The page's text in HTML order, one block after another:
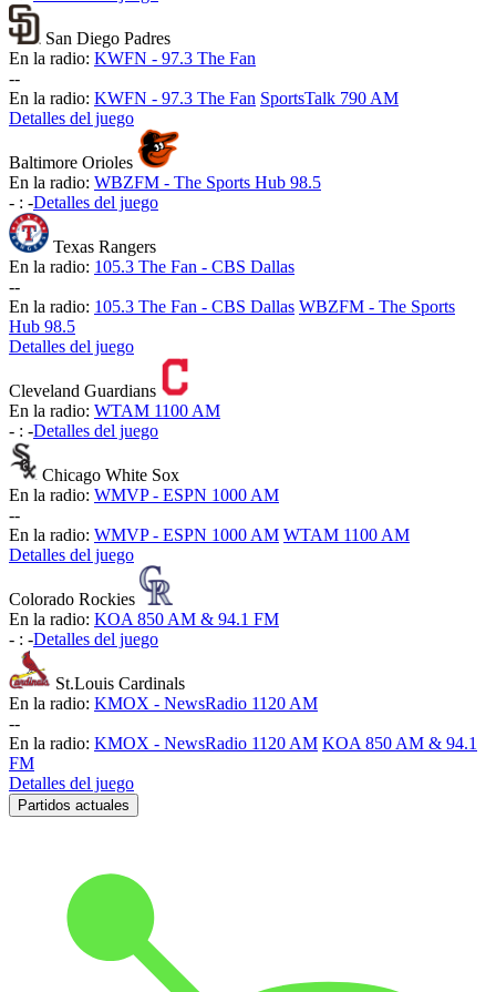
San Diego Padres
En la radio: KWFN - 97.3 The Fan
--
En la radio: KWFN - 97.3 The Fan SportsTalk 790 AM
Detalles del juego
Baltimore Orioles
En la radio: WBZFM - The Sports Hub 98.5
- : -Detalles del juego
Texas Rangers
En la radio: 105.3 The Fan - CBS Dallas
--
En la radio: 105.3 The Fan - CBS Dallas WBZFM - The Sports
Hub 98.5
Detalles del juego
Cleveland Guardians
En la radio: WTAM 1100 AM
- : -Detalles del juego
Chicago White Sox
En la radio: WMVP - ESPN 1000 AM
--
En la radio: WMVP - ESPN 1000 AM WTAM 1100 AM
Detalles del juego
Colorado Rockies
En la radio: KOA 850 AM & 94.1 FM
- : -Detalles del juego
St.Louis Cardinals
En la radio: KMOX - NewsRadio 1120 AM
--
En la radio: KMOX - NewsRadio 1120 AM KOA 850 AM & 94.1
FM
Detalles del juego
Partidos actuales